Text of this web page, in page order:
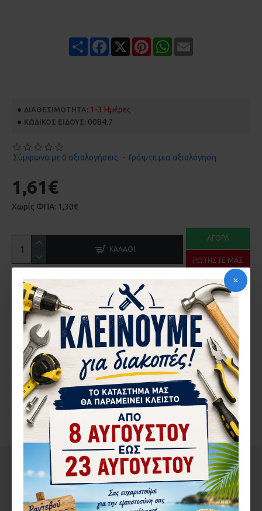
Share Facebook PinterestWhatsApp
ΔΙΑΘΕΣΙΜΌΤΗΤΑ: 1-3 Ημέρες
ΚΩΔΙΚΌΣ ΕΊΔΟΥΣ: 0084.7
Σύμφωνα με 0 αξιολογήσεις. - Γράψτε μια αξιολόγηση
1,61€
Χωρίς ΦΠΑ: 1,30€
ΚΑΛΆΘΙ
ΑΓΟΡΆ
ΡΩΤΉΣΤΕ ΜΑΣ
ΠΕΡΙΓΡΑ΄ΦΉ
ΑΞΙΟΛΟΓΉΣΕΙΣ
ΣΤΗΝ ΄ΙΔΙΑ ΚΑΤΗΓΟΡΊΑ